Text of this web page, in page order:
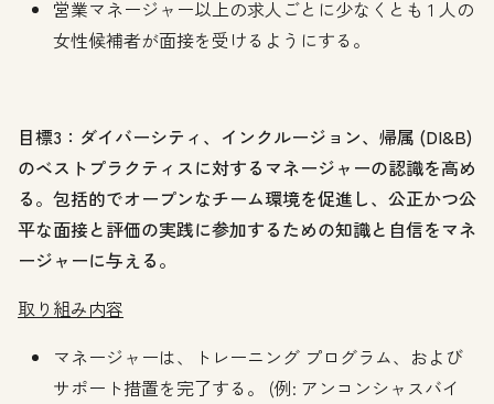
営業マネージャー以上の求人ごとに少なくとも 1 人の
女性候補者が面接を受けるようにする。
目標3：ダイバーシティ、インクルージョン、帰属 (DI&B)
のベストプラクティスに対するマネージャーの認識を高め
る。包括的でオープンなチーム環境を促進し、公正かつ公
平な面接と評価の実践に参加するための知識と自信をマネ
ージャーに与える。
取り組み内容
マネージャーは、トレーニング プログラム、および
サポート措置を完了する。 (例: アンコンシャスバイ